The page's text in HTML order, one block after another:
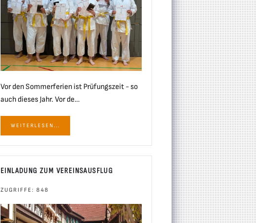
Vor den Sommerferien ist Prüfungszeit - so
auch dieses Jahr. Vor de…
WEITERLESEN...
EINLADUNG ZUM VEREINSAUSFLUG
ZUGRIFFE: 848